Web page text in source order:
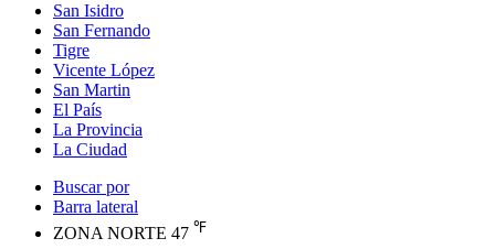
San Isidro
San Fernando
Tigre
Vicente López
San Martin
El País
La Provincia
La Ciudad
Buscar por
Barra lateral
ZONA NORTE 47 ℉